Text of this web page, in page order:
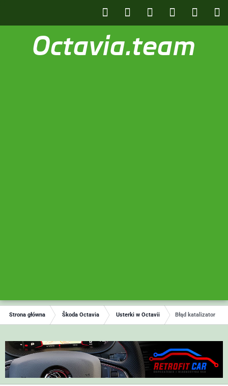
Octavia.team
Strona główna Škoda Octavia Usterki w Octavii Błąd katalizator NOx